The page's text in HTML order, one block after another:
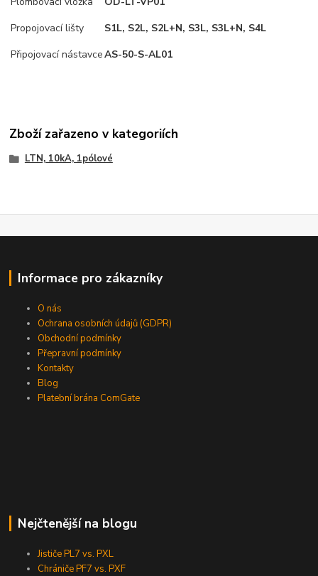
Propojovací lišty
S1L, S2L, S2L+N, S3L, S3L+N, S4L
Připojovací nástavceAS-50-S-AL01
Zboží zařazeno v kategoriích
LTN, 10kA, 1pólové
Informace pro zákazníky
O nás
Ochrana osobních údajů (GDPR)
Obchodní podmínky
Přepravní podmínky
Kontakty
Blog
Platební brána ComGate
Nejčtenější na blogu
Jističe PL7 vs. PXL
Chrániče PF7 vs. PXF